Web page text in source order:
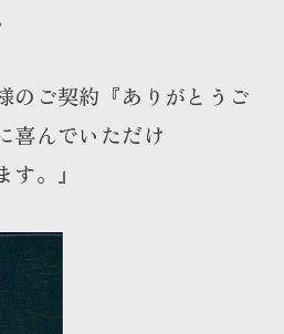
のご契約『ありがとうご
喜んでいただけ
。』